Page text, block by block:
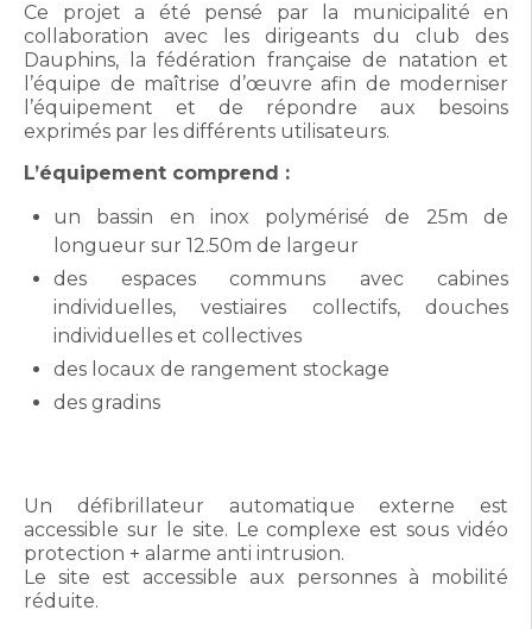
Ce projet a été pensé par la municipalité en
collaboration avec les dirigeants du club des
Dauphins, la fédération française de natation et
l’équipe de maîtrise d’œuvre afin de moderniser
l’équipement et de répondre aux besoins
exprimés par les différents utilisateurs.
L’équipement comprend :
un bassin en inox polymérisé de 25m de
longueur sur 12.50m de largeur
des espaces communs avec cabines
individuelles, vestiaires collectifs, douches
individuelles et collectives
des locaux de rangement stockage
des gradins
Un défibrillateur automatique externe est
accessible sur le site. Le complexe est sous vidéo
protection + alarme anti intrusion.
Le site est accessible aux personnes à mobilité
réduite.